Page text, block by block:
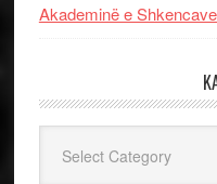
Akademinë e